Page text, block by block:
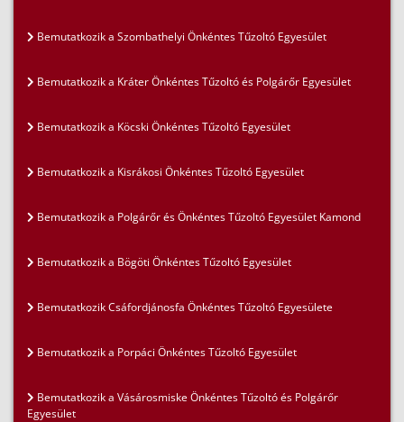
Bemutatkozik a Szombathelyi Önkéntes Tűzoltó Egyesület
Bemutatkozik a Kráter Önkéntes Tűzoltó és Polgárőr Egyesület
Bemutatkozik a Köcski Önkéntes Tűzoltó Egyesület
Bemutatkozik a Kisrákosi Önkéntes Tűzoltó Egyesület
Bemutatkozik a Polgárőr és Önkéntes Tűzoltó Egyesület Kamond
Bemutatkozik a Bögöti Önkéntes Tűzoltó Egyesület
Bemutatkozik Csáfordjánosfa Önkéntes Tűzoltó Egyesülete
Bemutatkozik a Porpáci Önkéntes Tűzoltó Egyesület
Bemutatkozik a Vásárosmiske Önkéntes Tűzoltó és Polgárőr
Egyesület